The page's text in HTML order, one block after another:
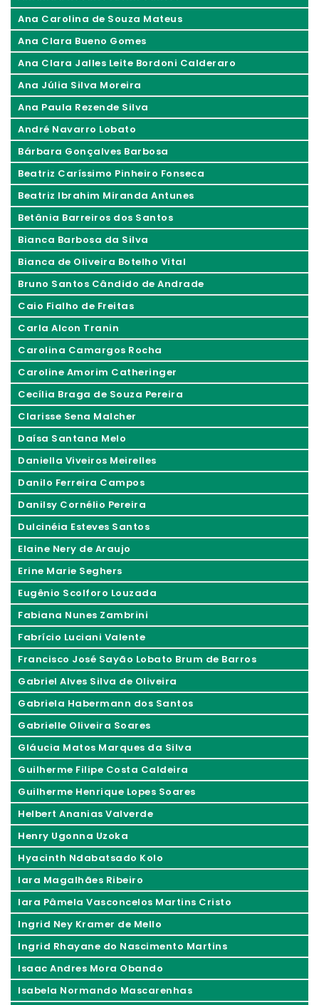
Ana Carolina de Souza Mateus
Ana Clara Bueno Gomes
Ana Clara Jalles Leite Bordoni Calderaro
Ana Júlia Silva Moreira
Ana Paula Rezende Silva
André Navarro Lobato
Bárbara Gonçalves Barbosa
Beatriz Caríssimo Pinheiro Fonseca
Beatriz Ibrahim Miranda Antunes
Betânia Barreiros dos Santos
Bianca Barbosa da Silva
Bianca de Oliveira Botelho Vital
Bruno Santos Cândido de Andrade
Caio Fialho de Freitas
Carla Alcon Tranin
Carolina Camargos Rocha
Caroline Amorim Catheringer
Cecília Braga de Souza Pereira
Clarisse Sena Malcher
Daísa Santana Melo
Daniella Viveiros Meirelles
Danilo Ferreira Campos
Danilsy Cornélio Pereira
Dulcinéia Esteves Santos
Elaine Nery de Araujo
Erine Marie Seghers
Eugênio Scolforo Louzada
Fabiana Nunes Zambrini
Fabrício Luciani Valente
Francisco José Sayão Lobato Brum de Barros
Gabriel Alves Silva de Oliveira
Gabriela Habermann dos Santos
Gabrielle Oliveira Soares
Gláucia Matos Marques da Silva
Guilherme Filipe Costa Caldeira
Guilherme Henrique Lopes Soares
Helbert Ananias Valverde
Henry Ugonna Uzoka
Hyacinth Ndabatsado Kolo
Iara Magalhães Ribeiro
Iara Pâmela Vasconcelos Martins Cristo
Ingrid Ney Kramer de Mello
Ingrid Rhayane do Nascimento Martins
Isaac Andres Mora Obando
Isabela Normando Mascarenhas